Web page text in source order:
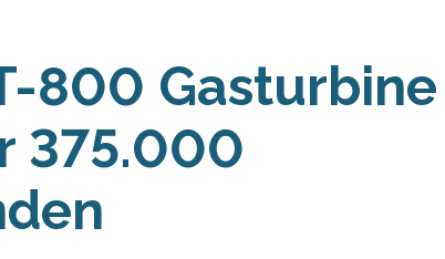
800 Gasturbine
375.000